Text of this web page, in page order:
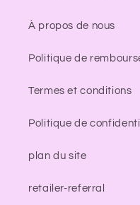
À propos de nous
Politique de
Termes et conditions
Politique de
plan du site
retailer-referral